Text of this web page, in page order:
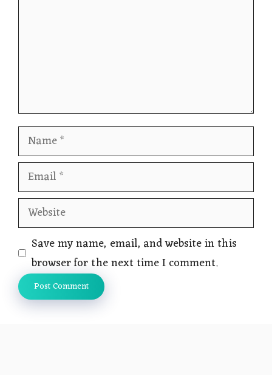
Name
Email
Website
Save my name, email, and website in this
browser for the next time I comment.